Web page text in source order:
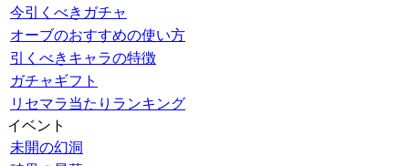
今引くべきガチャ
オーブのおすすめの使い方
引くべきキャラの特徴
ガチャギフト
リセマラ当たりランキング
イベント
未開の幻洞